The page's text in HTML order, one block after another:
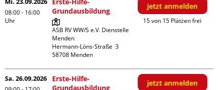
08:00 - 16:00
Uhr
Grundausbildung
ASB RV WW/S e.V. Dienstelle
Menden
Hermann-Löns-Straße  3
jetzt anmelden
15 von 15 Plätzen frei
Sa. 26.09.2026
Erste-Hilfe-
Grundausbildung
jetzt anmelden